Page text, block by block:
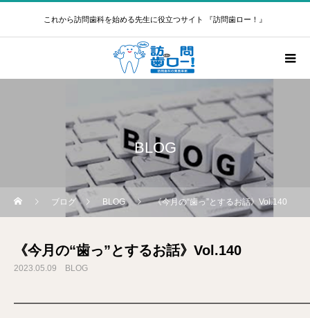
これから訪問歯科を始める先生に役立つサイト 『訪問歯ロー！』
BLOG
ブログ BLOG 《今月の“歯っ”とするお話》Vol.140
《今月の“歯っ”とするお話》Vol.140
2023.05.09 BLOG